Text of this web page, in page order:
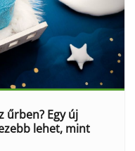
űrben? Egy új
lehet, mint